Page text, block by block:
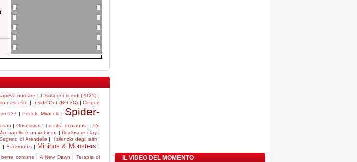
nuotare | L'isola dei ricordi (2025) |
nascosto | Inside Out (NO 3D) |Cinque
137 | Piccolo Miracolo | Spider-
| Obsession | Le città di pianura |Un
fratello è un vichingo |Disclosure Day|
di Arendelle | Il silenzio degli altri|
| Backrooms| Minions & Monsters |
bene comune | A New Dawn | Terapia di
IL VIDEO DEL MOMENTO